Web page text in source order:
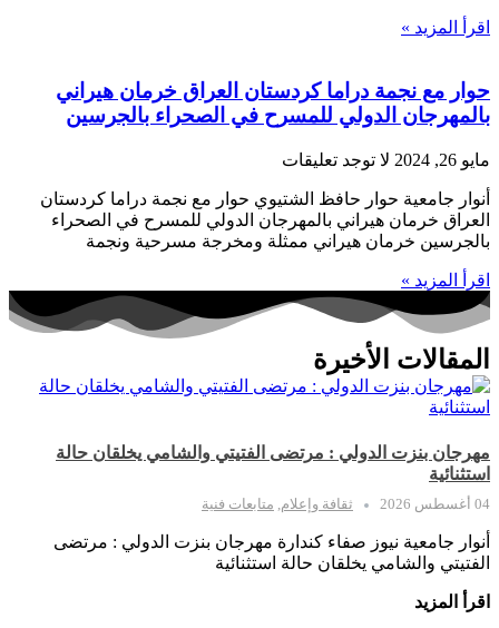
اقرأ المزيد »
حوار مع نجمة دراما كردستان العراق خرمان هيراني
بالمهرجان الدولي للمسرح في الصحراء بالجرسين
مايو 26, 2024 لا توجد تعليقات
أنوار جامعية حوار حافظ الشتيوي حوار مع نجمة دراما كردستان
العراق خرمان هيراني بالمهرجان الدولي للمسرح في الصحراء
بالجرسين خرمان هيراني ممثلة ومخرجة مسرحية ونجمة
اقرأ المزيد »
المقالات الأخيرة
مهرجان بنزت الدولي : مرتضى الفتيتي والشامي يخلقان حالة
استثنائية
04 أغسطس 2026 ثقافة وإعلام متابعات فنية
أنوار جامعية نيوز صفاء كندارة مهرجان بنزت الدولي : مرتضى
الفتيتي والشامي يخلقان حالة استثنائية
اقرأ المزيد